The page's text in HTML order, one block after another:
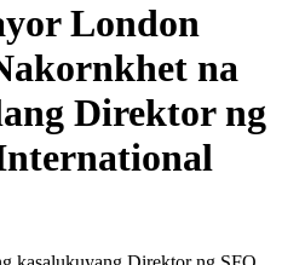
London
na
Direktor ng